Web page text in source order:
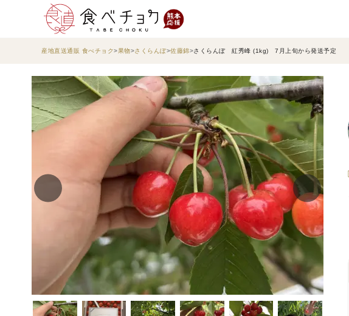
産地直送通販 食べチョク 果物 さくらんぼ 佐藤錦 さくらんぼ 紅秀峰 (1kg) 7月上旬から発送予定